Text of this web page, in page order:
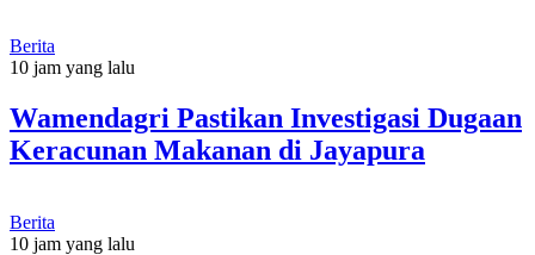
Berita
10 jam yang lalu
Wamendagri Pastikan Investigasi Dugaan
Keracunan Makanan di Jayapura
Berita
10 jam yang lalu